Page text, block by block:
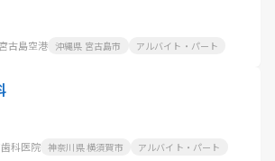
古島空港 沖縄県 宮古島市 アルバイト・パート
科医院 神奈川県 横須賀市 アルバイト・パート